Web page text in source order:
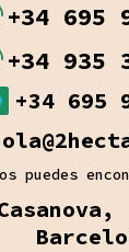
+34 695
+34 935
+34 695
puedes